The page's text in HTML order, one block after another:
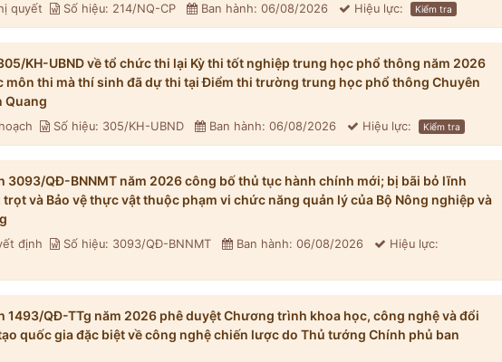
quyết Số hiệu: 214/NQ-CP Ban hành: 06/08/2026 Hiệu lực: Kiểm tra
KH-UBND về tổ chức thi lại Kỳ thi tốt nghiệp trung học phổ thông năm 2026
môn thi mà thí sinh đã dự thi tại Điểm thi trường trung học phổ thông Chuyên
Quang
Số hiệu: 305/KH-UBND Ban hành: 06/08/2026 Hiệu lực: Kiểm tra
3093/QĐ-BNNMT năm 2026 công bố thủ tục hành chính mới; bị bãi bỏ lĩnh
và Bảo vệ thực vật thuộc phạm vi chức năng quản lý của Bộ Nông nghiệp và
định Số hiệu: 3093/QĐ-BNNMT Ban hành: 06/08/2026 Hiệu lực:
1493/QĐ-TTg năm 2026 phê duyệt Chương trình khoa học, công nghệ và đổi
quốc gia đặc biệt về công nghệ chiến lược do Thủ tướng Chính phủ ban